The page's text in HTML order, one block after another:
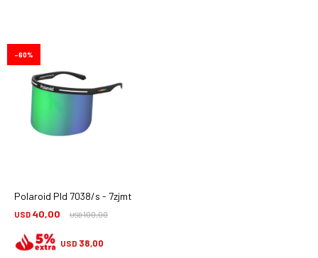
Polaroid Pld 7038/s - 7zjmt
USD 40,00 USD100,00
60
USD 38,00